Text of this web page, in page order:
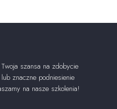
szansa na zdobycie
znaczne podniesienie
na nasze szkolenia!